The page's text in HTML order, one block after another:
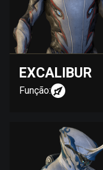
EXCALIBUR
Função: